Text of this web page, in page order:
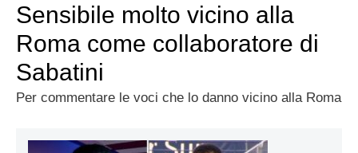
Sensibile molto vicino alla
Roma come collaboratore di
Sabatini
Per commentare le voci che lo danno vicino alla Roma